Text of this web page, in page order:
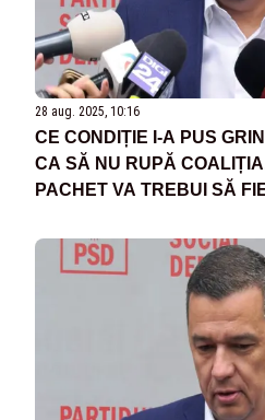
28 aug. 2025, 10:16
CE CONDIȚIE I-A PUS
CA SĂ NU RUPĂ
PACHET VA TREBUI SĂ